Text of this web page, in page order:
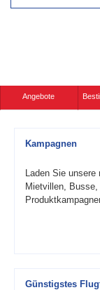
Angebote
Kampagnen
Laden Sie
Mietvillen,
Günstigstes